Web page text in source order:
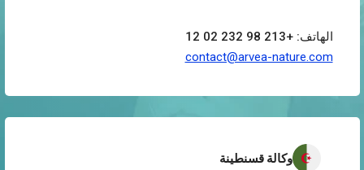
الهاتف: +213 98 232 02 12
contact@arvea-nature.com
وكالة قسنطينة